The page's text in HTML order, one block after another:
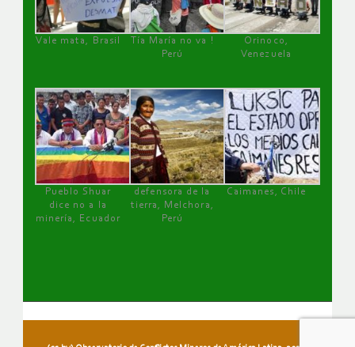
Vale mata, Brasil
Tía María no va !
Perú
Orinoco,
Venezuela
Pueblo Shuar
dice no a la
minería, Ecuador
defensora de la
tierra, Melchora,
Perú
Caimanes, Chile